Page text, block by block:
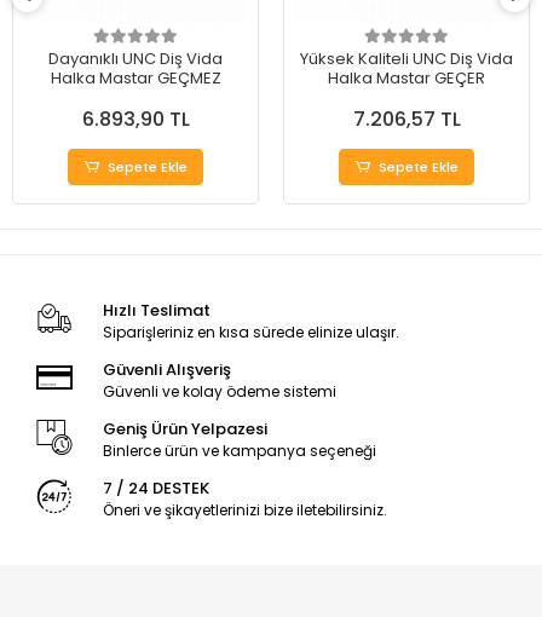
Dayanıklı UNC Diş Vida
Halka Mastar GEÇMEZ
6.893,90 TL
Sepete Ekle
Yüksek Kaliteli UNC Diş Vida
Halka Mastar GEÇER
7.206,57 TL
Sepete Ekle
Hızlı Teslimat
Siparişleriniz en kısa sürede elinize ulaşır.
Güvenli Alışveriş
Güvenli ve kolay ödeme sistemi
Geniş Ürün Yelpazesi
Binlerce ürün ve kampanya seçeneği
7 / 24 DESTEK
Öneri ve şikayetlerinizi bize iletebilirsiniz.